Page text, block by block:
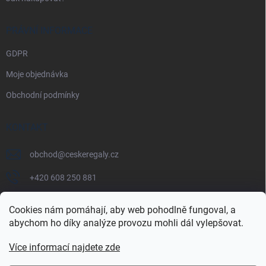
Cookies nám pomáhají, aby web pohodlně fungoval, a
abychom ho díky analýze provozu mohli dál vylepšovat.
Více informací najdete zde
PRÁVNÍ INFORMACE
GDPR
Moje objednávka
Obchodní podmínky
KONTAKT
obchod@ceskeregaly.cz
+420 608 250 881